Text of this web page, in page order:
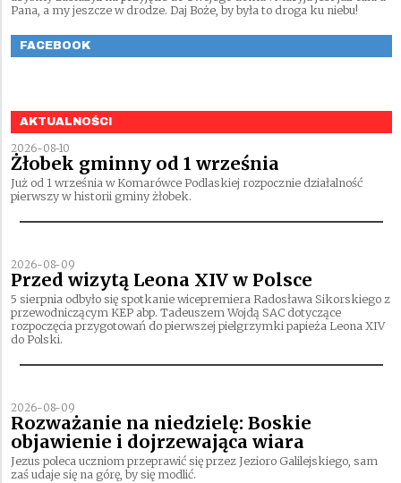
Pana, a my jeszcze w drodze. Daj Boże, by była to droga ku niebu!
FACEBOOK
AKTUALNOŚCI
2026-08-10
Żłobek gminny od 1 września
Już od 1 września w Komarówce Podlaskiej rozpocznie działalność
pierwszy w historii gminy żłobek.
2026-08-09
Przed wizytą Leona XIV w Polsce
5 sierpnia odbyło się spotkanie wicepremiera Radosława Sikorskiego z
przewodniczącym KEP abp. Tadeuszem Wojdą SAC dotyczące
rozpoczęcia przygotowań do pierwszej pielgrzymki papieża Leona XIV
do Polski.
2026-08-09
Rozważanie na niedzielę: Boskie
objawienie i dojrzewająca wiara
Jezus poleca uczniom przeprawić się przez Jezioro Galilejskiego, sam
zaś udaje się na górę, by się modlić.